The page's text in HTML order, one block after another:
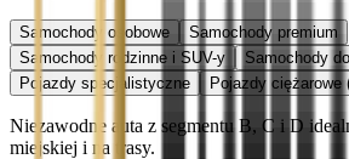
Samochody osobowe
Samochody premium
Samochody rodzinne i SUV-y
Samochody
Pojazdy specjalistyczne
Pojazdy ciężarowe
Niezawodne auta z segmentu B, C i D
miejskiej i na trasy.